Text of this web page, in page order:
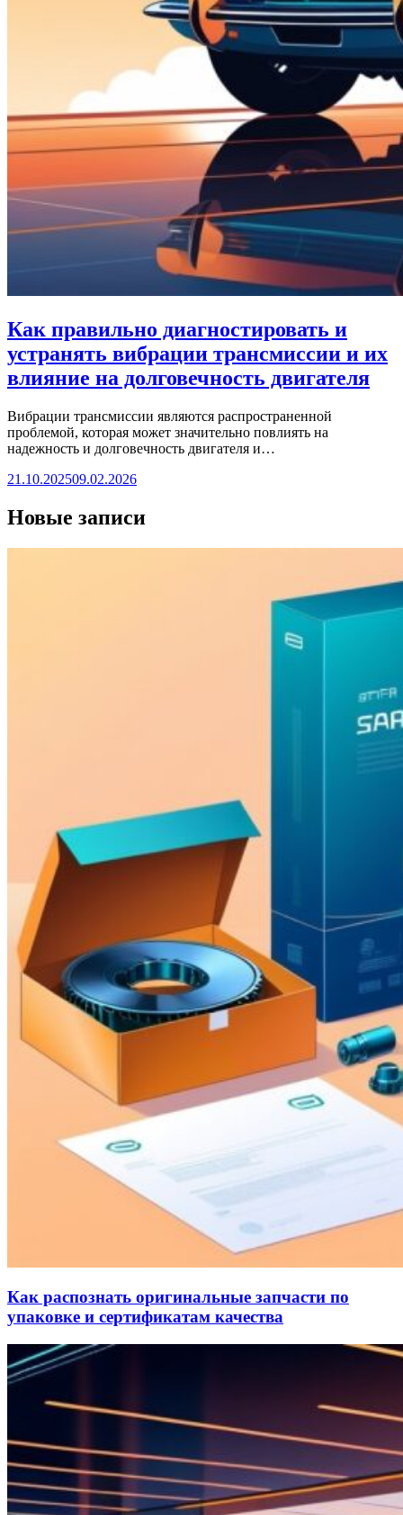
Как правильно диагностировать и
устранять вибрации трансмиссии и их
влияние на долговечность двигателя
Вибрации трансмиссии являются распространенной
проблемой, которая может значительно повлиять на
надежность и долговечность двигателя и…
21.10.202509.02.2026
Новые записи
Как распознать оригинальные запчасти по
упаковке и сертификатам качества